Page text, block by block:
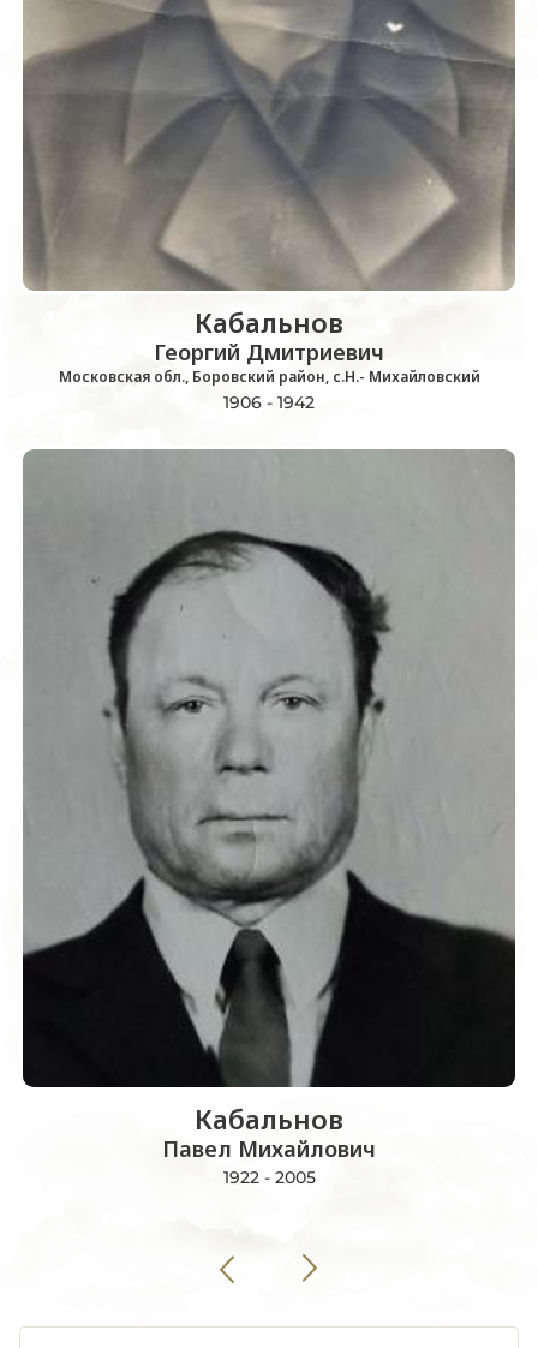
Кабальнов
Георгий Дмитриевич
Московская обл., Боровский район, с.Н.- Михайловский
1906 - 1942
Кабальнов
Павел Михайлович
1922 - 2005